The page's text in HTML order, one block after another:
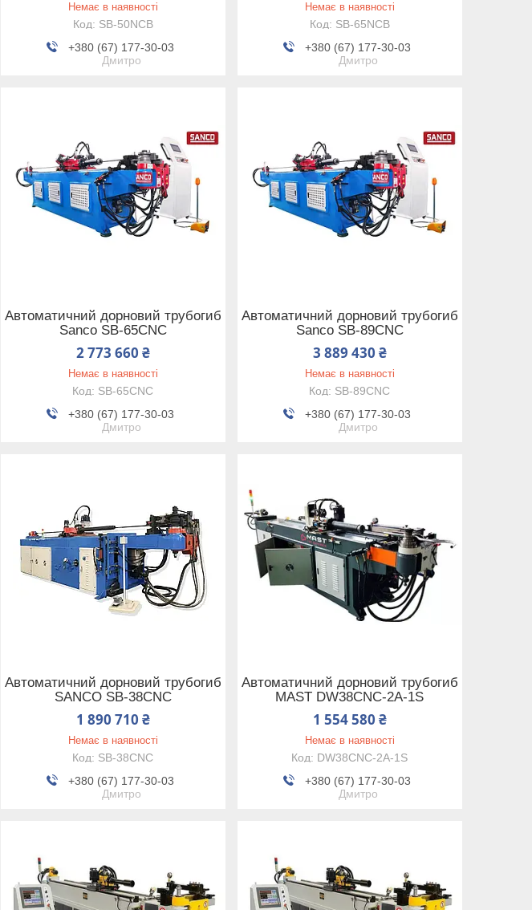
Немає в наявності
SB-50NCB
+380 (67) 177-30-03
Дмитро
Немає в наявності
SB-65NCB
+380 (67) 177-30-03
Дмитро
Автоматичний дорновий трубогиб
Sanco SB-65CNC
2 773 660 ₴
Немає в наявності
SB-65CNC
+380 (67) 177-30-03
Дмитро
Автоматичний дорновий трубогиб
Sanco SB-89CNC
3 889 430 ₴
Немає в наявності
SB-89CNC
+380 (67) 177-30-03
Дмитро
Автоматичний дорновий трубогиб
SANCO SB-38CNC
1 890 710 ₴
Немає в наявності
SB-38CNC
+380 (67) 177-30-03
Дмитро
Автоматичний дорновий трубогиб
MAST DW38CNC-2A-1S
1 554 580 ₴
Немає в наявності
DW38CNC-2A-1S
+380 (67) 177-30-03
Дмитро